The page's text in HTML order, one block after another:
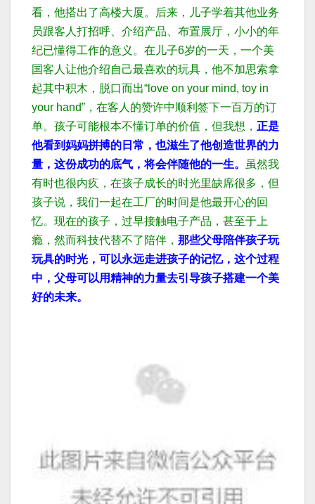
看，他搭出了高楼大厦。
后来，儿子学着其他业务
员跟客人打招呼、介绍产品、布置展厅，小小的年
纪已懂得工作的意义。 在儿子6岁的一天，一个美
国客人让他介绍自己最喜欢的玩具，他不加思索拿
起其中积木，脱口而出“love on your mind, toy in
your hand”，在客人的赞许中顺利签下一百万的订
单。 孩子可能根本不懂订单的价值，但我想， 正是
他看到妈妈拼搏的日常，也滋生了他创造世界的力
量，这份成功的底气，将会伴随他的一生。
虽然我
有时也很内疚，在孩子成长的时光里缺席很多，但
孩子说，我们一起在工厂的时间是他最开心的回
忆。 现在的孩子，过早接触电子产品，甚至于上
瘾，然而科技代替不了陪伴， 那些父母陪伴孩子玩
玩具的时光，可以永远走进孩子的记忆，这个过程
中，父母可以用精神的力量去引导孩子搭建一个美
好的未来。